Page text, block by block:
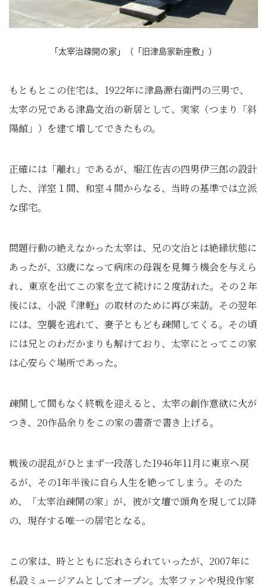
「太宰治疎開の家」（「旧津島家新座敷」）
もともとこの住宅は、1922年に津島源右衛門の三男で、
太宰の兄である津島文治の新居として、実家 （つまり「斜
陽館」） を建て増してできたもの。
正確には「離れ」であるが、堀江佐吉の四男伊三郎の設計
した、洋室１間、和室４間からなる、当時の基準では立派
な邸宅。
問題行動の絶えなかった太宰は、兄の文治とは絶縁状態に
あったが、33歳になって病床の母親を見舞う機会を与えら
れ、東京を出てこの家を立て続けに２度訪れた。その２年
後には、小説『津軽』の取材のために再び来訪。その翌年
には、空襲を逃れて、妻子ともども疎開してくる。その頃
には兄とのわだかまりも解けており、太宰にとってこの家
は心安らぐ場所であった。
疎開して間もなく終戦を迎えると、太宰の創作意欲に火が
つき、20作品余りをこの家の書斎で書き上げる。
戦後の混乱がひとまず一段落した1946年11月に東京へ戻
るが、その1年半後に自ら人生を絶ってしまう。そのた
め、「太宰治疎開の家」が、彼が文壇で頭角を現して以降
の、現存する唯一の居宅となる。
この家は、時とともに忘れさられていったが、2007年に
私設ミュージアムとしてオープン。太宰ファンや現役作家